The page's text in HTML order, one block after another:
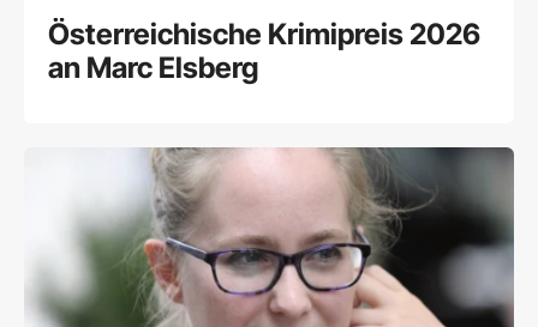
Österreichische Krimipreis 2026
an Marc Elsberg